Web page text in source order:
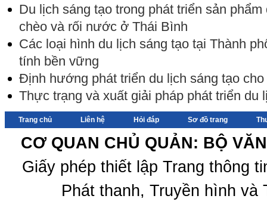
Du lịch sáng tạo trong phát triển sản
chèo và rối nước ở Thái Bình
Các loại hình du lịch sáng tạo tại Thành
tính bền vững
Định hướng phát triển du lịch sáng tạo
Thực trạng và xuất giải pháp phát triển du
Trang chủ Liên hệ Hỏi đáp Sơ đồ trang
CƠ QUAN CHỦ QUẢN: BỘ
Giấy phép thiết lập Trang thông
Phát thanh, Truyền hình